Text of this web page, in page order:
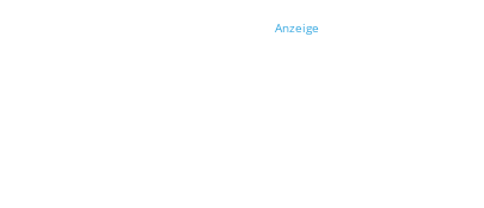
Anzeige